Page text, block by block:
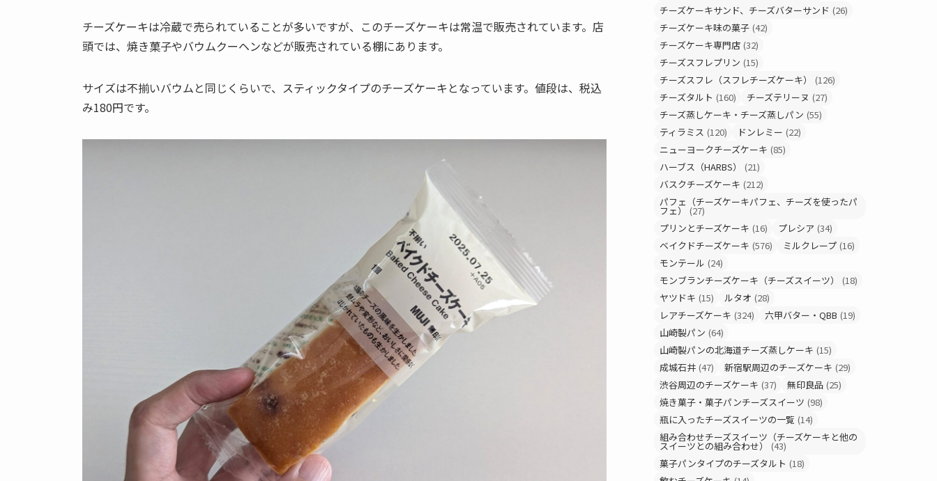
チーズケーキは冷蔵で売られていることが多いですが、このチーズケーキは常温で販売されています。店
頭では、焼き菓子やバウムクーヘンなどが販売されている棚にあります。
サイズは不揃いバウムと同じくらいで、スティックタイプのチーズケーキとなっています。値段は、税込
み180円です。
チーズケーキサンド、チーズバターサンド (26)
チーズケーキ味の菓子 (42)
チーズケーキ専門店 (32)
チーズスフレプリン (15)
チーズスフレ（スフレチーズケーキ）
(126)
チーズタルト (160) チーズテリーヌ (27)
チーズ蒸しケーキ・チーズ蒸しパン (55)
ティラミス (120) ドンレミー (22)
ニューヨークチーズケーキ (85)
ハーブス（HARBS）
(21)
バスクチーズケーキ (212)
パフェ（チーズケーキパフェ、チーズを使ったパ
フェ） (27)
プリンとチーズケーキ (16) プレシア (34)
ベイクドチーズケーキ (576) ミルクレープ (16)
モンテール (24)
モンブランチーズケーキ（チーズスイーツ）
(18)
ヤツドキ (15) ルタオ (28)
レアチーズケーキ (324) 六甲バター・QBB (19)
山崎製パン (64)
山崎製パンの北海道チーズ蒸しケーキ (15)
成城石井 (47) 新宿駅周辺のチーズケーキ (29)
渋谷周辺のチーズケーキ (37) 無印良品 (25)
焼き菓子・菓子パンチーズスイーツ (98)
瓶に入ったチーズスイーツの一覧 (14)
組み合わせチーズスイーツ（チーズケーキと他の
スイーツとの組み合わせ）
(43)
菓子パンタイプのチーズタルト (18)